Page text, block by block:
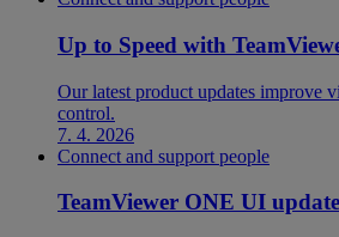
Up to Speed with
Our latest product updates improve
control.
7. 4. 2026
Connect and support people
TeamViewer ONE UI